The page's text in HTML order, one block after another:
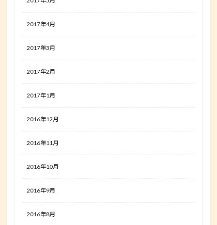
2017年4月
2017年3月
2017年2月
2017年1月
2016年12月
2016年11月
2016年10月
2016年9月
2016年8月